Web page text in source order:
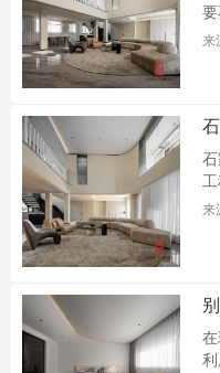
值
来
规
来